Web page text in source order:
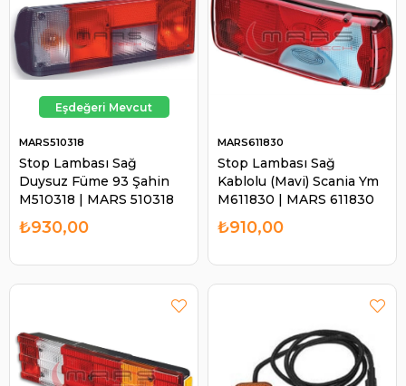
Stop Lambası Sağ
Duysuz Füme 93 Şahin
M510318 | MARS 510318
MARS510318
₺930,00
Stop Lambası Sağ
Kablolu (Mavi) Scania Ym
M611830 | MARS 611830
MARS611830
₺910,00